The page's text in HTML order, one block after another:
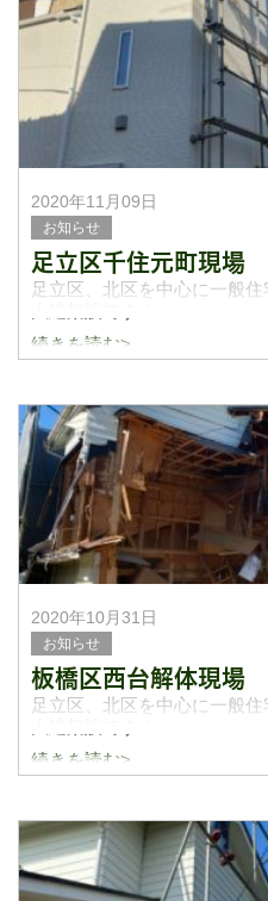
す！今日はサー
2020年11月09日
お知らせ
足立区千住元町現場
足立区、北区を中心に一般
先日ホームページからお問い
続きを読む>
2020年10月31日
お知らせ
板橋区西台解体現場
足立区、北区を中心に一般
今日は先日足場を架けさせて
写真に撮ってき
続きを読む>